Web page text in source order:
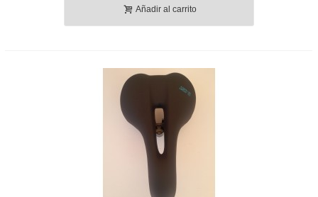
Añadir al carrito